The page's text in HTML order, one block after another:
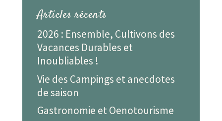
Articles récents
2026 : Ensemble, Cultivons des
Vacances Durables et
Inoubliables !
Vie des Campings et anecdotes
de saison
Gastronomie et Oenotourisme